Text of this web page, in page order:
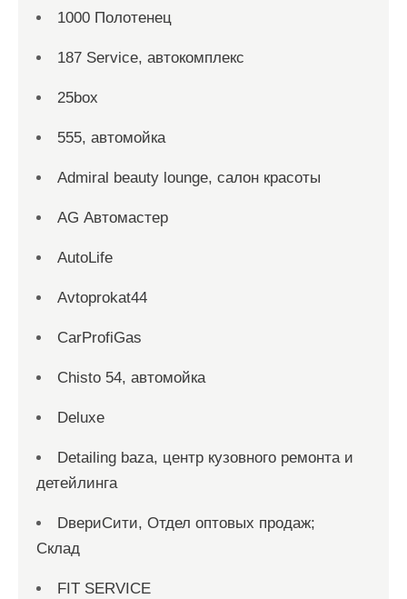
1000 Полотенец
187 Service, автокомплекс
25box
555, автомойка
Admiral beauty lounge, салон красоты
AG Автомастер
AutoLife
Avtoprokat44
CarProfiGas
Chisto 54, автомойка
Deluxe
Detailing baza, центр кузовного ремонта и
детейлинга
DвериСити, Отдел оптовых продаж;
Склад
FIT SERVICE